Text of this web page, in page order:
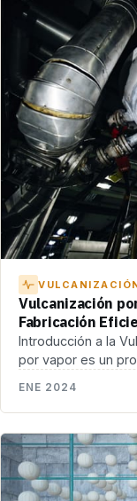
Vulcanización
Fabricación
Introducción a la
por vapor es un
ENE 2024